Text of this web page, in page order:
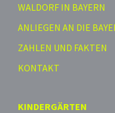
WALDORF IN BAYERN
ANLIEGEN AN DIE
ZAHLEN UND FAKTEN
KONTAKT
KINDERGÄRTEN